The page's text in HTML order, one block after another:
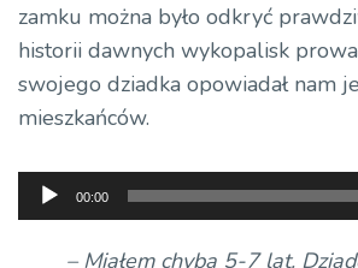
zamku można było odkryć
historii dawnych wykopalisk
swojego dziadka opowiadał nam
mieszkańców.
Odtwarzacz
plików
dźwiękowych
00:00
– Miałem chyba 5-7 lat.